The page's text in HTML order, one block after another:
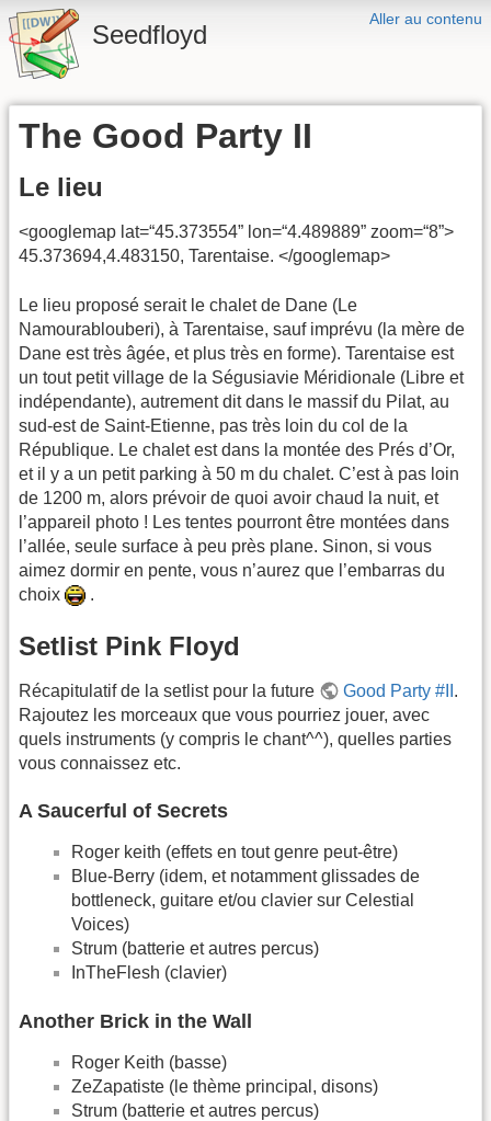
Aller au contenu
Seedfloyd
The Good Party II
Le lieu
<googlemap lat=“45.373554” lon=“4.489889” zoom=“8”>
45.373694,4.483150, Tarentaise. </googlemap>
Le lieu proposé serait le chalet de Dane (Le
Namourablouberi), à Tarentaise, sauf imprévu (la mère de
Dane est très âgée, et plus très en forme). Tarentaise est
un tout petit village de la Ségusiavie Méridionale (Libre et
indépendante), autrement dit dans le massif du Pilat, au
sud-est de Saint-Etienne, pas très loin du col de la
République. Le chalet est dans la montée des Prés d’Or,
et il y a un petit parking à 50 m du chalet. C’est à pas loin
de 1200 m, alors prévoir de quoi avoir chaud la nuit, et
l’appareil photo ! Les tentes pourront être montées dans
l’allée, seule surface à peu près plane. Sinon, si vous
aimez dormir en pente, vous n’aurez que l’embarras du
choix
.
Setlist Pink Floyd
Récapitulatif de la setlist pour la future Good Party #II .
Rajoutez les morceaux que vous pourriez jouer, avec
quels instruments (y compris le chant^^), quelles parties
vous connaissez etc.
A Saucerful of Secrets
Roger keith (effets en tout genre peut-être)
Blue-Berry (idem, et notamment glissades de
bottleneck, guitare et/ou clavier sur Celestial
Voices)
Strum (batterie et autres percus)
InTheFlesh (clavier)
Another Brick in the Wall
Roger Keith (basse)
ZeZapatiste (le thème principal, disons)
Strum (batterie et autres percus)